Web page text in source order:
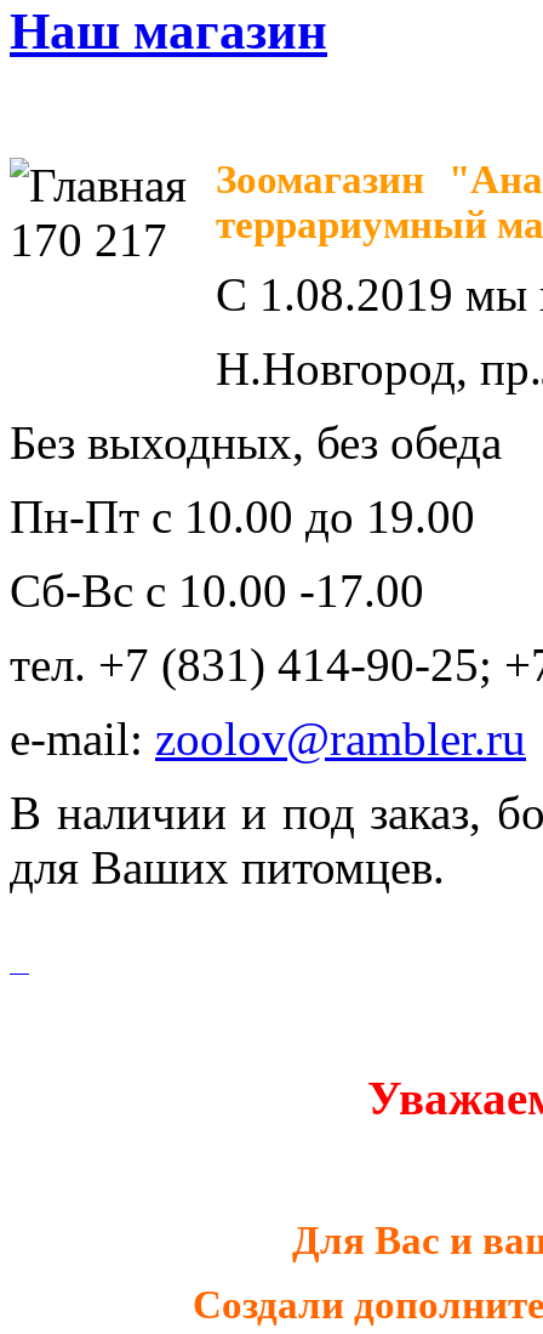
Наш магазин
Зоомагазин
террариумный
С 1.08.2019 мы
Н.Новгород,
Без выходных, без обеда
Пн-Пт с 10.00 до 19.00
Сб-Вс с 10.00 -17.00
тел. +7 (831) 414-90-25;
e-mail: zoolov@rambler.ru
В наличии и под заказ,
для Ваших питомцев.
Для Вас и
Создали